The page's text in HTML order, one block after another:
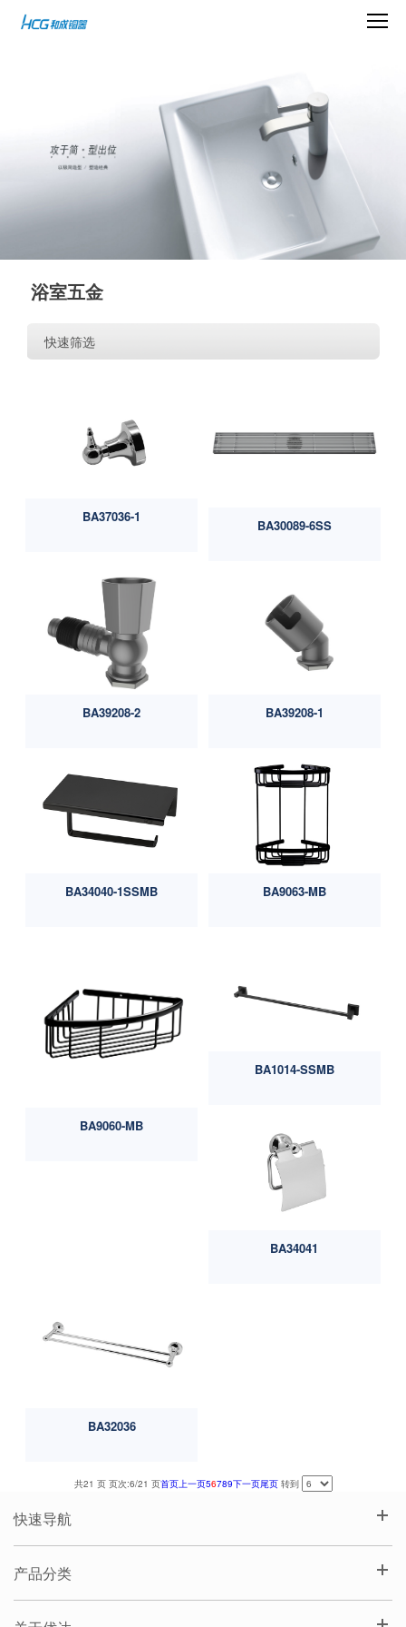
浴室五金
快速筛选
BA37036-1
BA30089-6SS
BA39208-2 BA39208-1
BA34040-1SSMB BA9063-MB
BA9060-MB
BA1014-SSMB
BA34041
BA32036
共21 页 页次:6/21 页首页上一页56789下一页尾页转到
快速导航
产品分类